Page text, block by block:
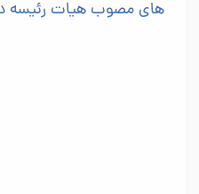
های مصوب هیات رئیسه